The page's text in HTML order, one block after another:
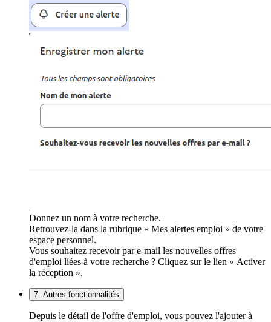
Donnez un nom à votre recherche.
Retrouvez-la dans la rubrique « Mes alertes emploi » de votre
espace personnel.
Vous souhaitez recevoir par e-mail les nouvelles offres
d'emploi liées à votre recherche ? Cliquez sur le lien « Activer
la réception ».
7. Autres fonctionnalités
Depuis le détail de l'offre d'emploi, vous pouvez l'ajouter à